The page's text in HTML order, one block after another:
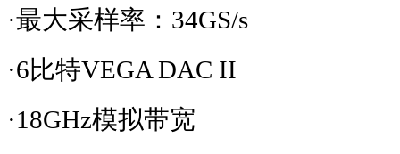
·最大采样率： 34GS/s
·6比特VEGA DAC II
·18GHz模拟带宽